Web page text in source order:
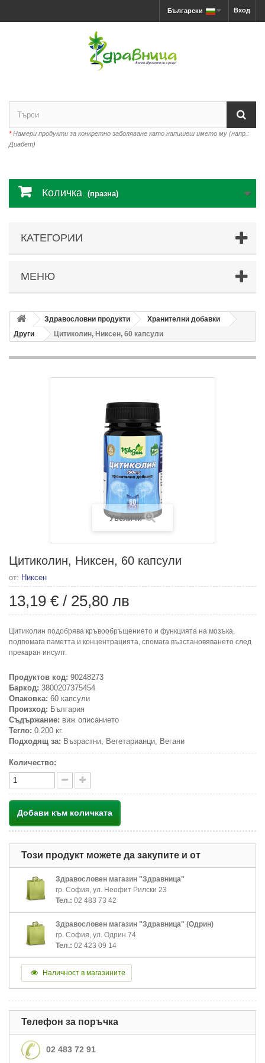
Вход
Български
*Намери продукти за конкретно заболяване като напишеш името му (напр.:
Диабет)
Количка (празна)
КАТЕГОРИИ
МЕНЮ
Здравословни продукти
Хранителни добавки
Други
Цитиколин, Никсен, 60 капсули
Увеличи
Цитиколин, Никсен, 60 капсули
от: Никсен
13,19 € / 25,80 лв
Цитиколин подобрява кръвообръщението и функцията на мозъка,
подпомага паметта и концентрацията, спомага възстановяването след
прекаран инсулт.
Продуктов код: 90248273
Баркод: 3800207375454
Опаковка: 60 капсули
Произход: България
Съдържание: виж описанието
Тегло: 0.200 кг.
Подходящ за: Възрастни, Вегетарианци, Вегани
Количество:
Добави към количката
Този продукт можете да закупите и от
Здравословен магазин "Здравница"
гр. София, ул. Неофит Рилски 23
Тел.: 02 483 73 42
Здравословен магазин "Здравница" (Одрин)
гр. София, ул. Одрин 74
Тел.: 02 423 09 14
Наличност в магазините
Телефон за поръчка
02 483 72 91